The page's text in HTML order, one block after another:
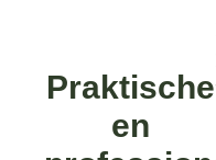
Praktische
en